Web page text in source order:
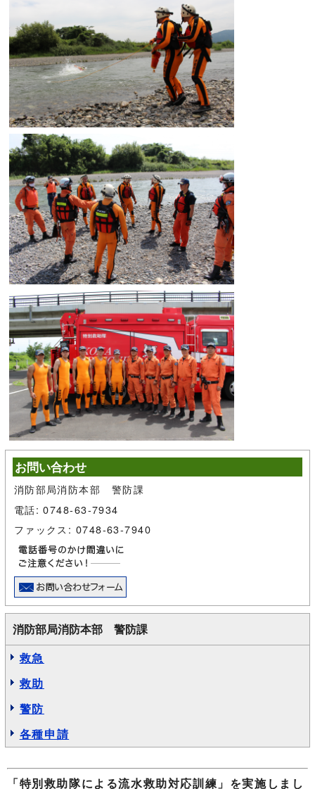
お問い合わせ
消防部局消防本部 警防課
電話: 0748-63-7934
ファックス: 0748-63-7940
消防部局消防本部 警防課
救急
救助
警防
各種申請
「特別救助隊による流水救助対応訓練」を実施しまし